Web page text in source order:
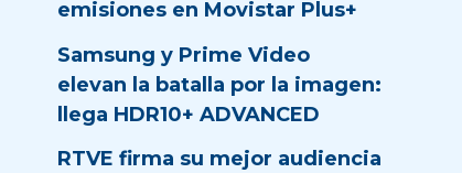
emisiones en Movistar Plus+
Samsung y Prime Video
elevan la batalla por la imagen:
llega HDR10+ ADVANCED
RTVE firma su mejor audiencia